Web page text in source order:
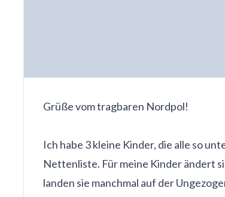
Grüße vom tragbaren Nordpol!
Ich habe 3 kleine Kinder, die alle so
Nettenliste. Für meine Kinder ändert
landen sie manchmal auf der